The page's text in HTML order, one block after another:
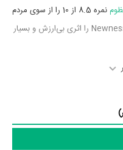
نمره 8.5 از 10 را از سوی مردم
بدست بیاورد که نشان می‌دهد عموم مردم Newness را اثری بی‌ارزش و بسیار
در نقش Gabi